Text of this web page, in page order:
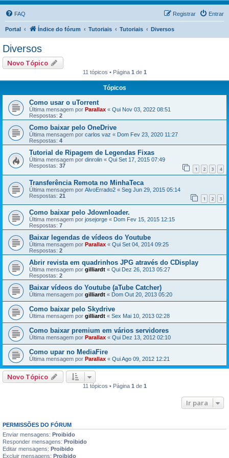
FAQ Entrar
Registrar
Portal Índice do fórum Tutoriais Tutoriais Diversos
Diversos
Novo Tópico
11 tópicos • Página 1 de 1
Tópicos
Como usar o uTorrent
Última mensagem por Parallax « Qui Nov 03, 2022 08:51
Respostas: 2
Como baixar pelo OneDrive
Última mensagem por carlos vaz « Dom Fev 23, 2020 11:27
Respostas: 4
Tutorial de Ripagem de Legendas Fixas
Última mensagem por dinrolin « Qui Set 17, 2015 07:49
Respostas: 37 1 2 3 4
Transferência Remota no MinhaTeca
Última mensagem por AlvoErrado2 « Seg Jun 29, 2015 05:14
Respostas: 21 1 2 3
Como baixar pelo Jdownloader.
Última mensagem por josejorge « Dom Fev 15, 2015 12:15
Respostas: 7
Baixar legendas de vídeos do Youtube
Última mensagem por Parallax « Qui Set 04, 2014 09:25
Respostas: 2
Abrir revista em quadrinhos JPG através do CDisplay
Última mensagem por gilliardt « Qui Dez 26, 2013 05:27
Respostas: 2
Baixar vídeos do Youtube (aTube Catcher)
Última mensagem por gilliardt « Dom Out 20, 2013 05:20
Como baixar pelo Skydrive
Última mensagem por gilliardt « Sex Mai 10, 2013 02:28
Como baixar premium em vários servidores
Última mensagem por Parallax « Qui Dez 13, 2012 02:10
Como upar no MediaFire
Última mensagem por Parallax « Qui Ago 09, 2012 12:21
Novo Tópico
11 tópicos • Página 1 de 1
Ir para
PERMISSÕES DO FÓRUM
Enviar mensagens: Proibido
Responder mensagens: Proibido
Editar mensagens: Proibido
Excluir mensagens: Proibido